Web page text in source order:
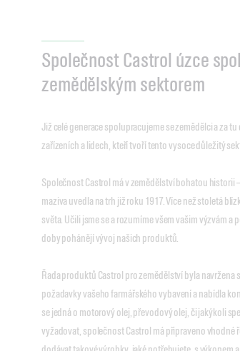
Společnost Castrol úzce
zemědělským sektorem
Již celé generace spolupracujeme se zemědělci a za
zařízeních a lidech, kteří tvoří tento vysoce důležitý
Společnost Castrol má v zemědělství bohatou historii
maziva uvedla na trh již roku 1917. Více než stoletá
světa. Učili jsme se a rozumíme všem vašim výzvám
doby pohánějí vývoj našich produktů.
Řada produktů Castrol pro zemědělství byla
požadavky vašeho farmářského vybavení a nabídla
se jedná o motorový olej, převodový olej, či jakýkoli
vyžadovat, společnost Castrol má připraveno vhodné